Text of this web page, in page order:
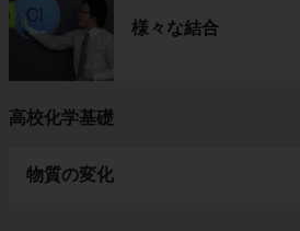
様々な結合
高校化学基礎
物質の変化